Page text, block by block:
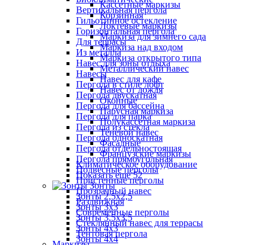
Кассетные маркизы
Корзинная
Локтевые маркизы
Маркиза для зимнего сада
Маркиза над входом
Маркиза открытого типа
Металлический навес
Навес для кафе
Навес от дождя
Оконные
Парусная маркиза
Полукассетная маркиза
Теневой навес
Фасадные
Французские маркизы
Климатическое оборудование
Показать ещё 52
Зонты
Зонты 2,5х2,5
Зонты 3х3
Зонты 3,5х3,5
Зонты 4х3
Зонты 4х4
Вертикальная пергола
Гильотинное остекление
Горизонтальная пергола
Для террасы
Из металла
Навес для зоны отдыха
Навесы
Пергола в стиле лофт
Пергола двускатная
Пергола для бассейна
Пергола для парка
Пергола из стекла
Пергола односкатная
Пергола отдельностоящая
Пергола прямоугольная
Подвесные перголы
Пристенные перголы
Прозрачный навес
Раздвижная
Современные перголы
Стеклянный навес для террасы
Тентовая пергола